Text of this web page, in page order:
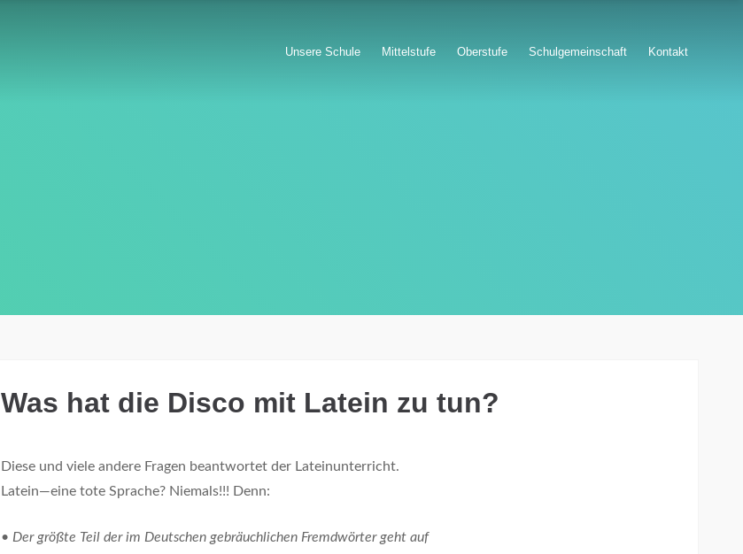
Unsere Schule Mittelstufe Oberstufe Schulgemeinschaft Kontakt
Was hat die Disco mit Latein zu tun?
Diese und viele andere Fragen beantwortet der Lateinunterricht.
Latein—eine tote Sprache? Niemals!!! Denn:
• Der größte Teil der im Deutschen gebräuchlichen Fremdwörter geht auf